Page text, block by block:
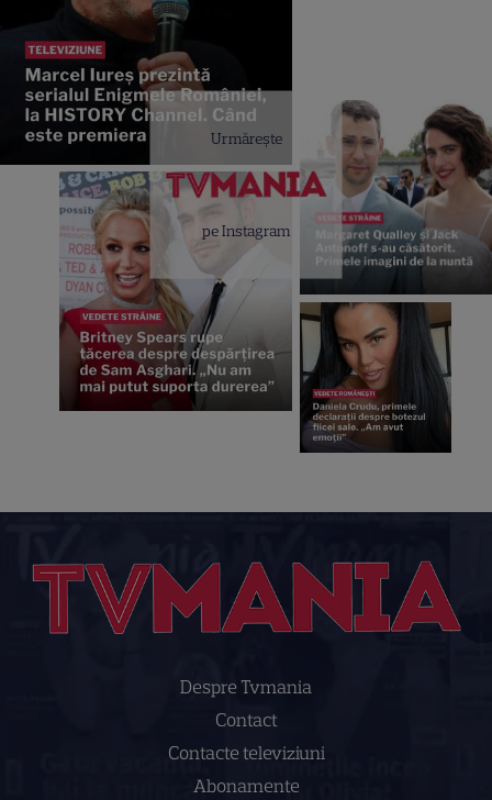
Urmărește
pe Instagram
Despre Tvmania
Contact
Contacte televiziuni
Abonamente